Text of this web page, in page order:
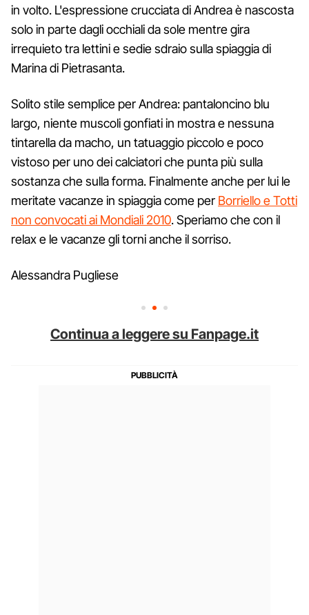
in volto. L'espressione crucciata di Andrea è nascosta
solo in parte dagli occhiali da sole mentre gira
irrequieto tra lettini e sedie sdraio sulla spiaggia di
Marina di Pietrasanta.
Solito stile semplice per Andrea: pantaloncino blu
largo, niente muscoli gonfiati in mostra e nessuna
tintarella da macho, un tatuaggio piccolo e poco
vistoso per uno dei calciatori che punta più sulla
sostanza che sulla forma. Finalmente anche per lui le
meritate vacanze in spiaggia come per Borriello e Totti
non convocati ai Mondiali 2010. Speriamo che con il
relax e le vacanze gli torni anche il sorriso.
Alessandra Pugliese
Continua a leggere su Fanpage.it